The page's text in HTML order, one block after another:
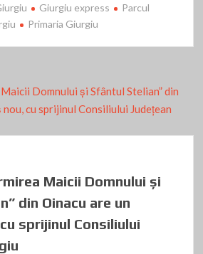
ta
je
ă
Giurgiu express
Parcul
Primaria Giurgiu
Maicii Domnului și
din Oinacu are un
sprijinul Consiliului